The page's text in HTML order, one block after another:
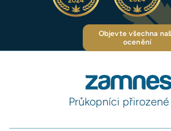
Objevte všechna
ocenění
Průkopníci